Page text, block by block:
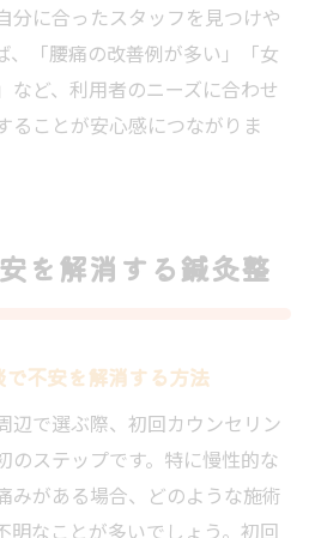
分に合ったスタッフを見つけや
、「腰痛の改善例が多い」「女
など、利用者のニーズに合わせ
ることが安心感につながりま
を解消する鍼灸整
不安を解消する方法
辺で選ぶ際、初回カウンセリン
のステップです。特に慢性的な
みがある場合、どのような施術
明なことが多いでしょう。初回